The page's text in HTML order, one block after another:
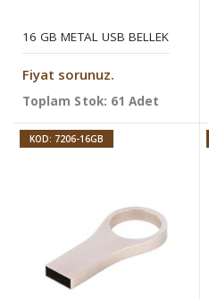
16 GB METAL USB BELLEK
Fiyat sorunuz.
Toplam Stok: 61 Adet
KOD: 7206-16GB